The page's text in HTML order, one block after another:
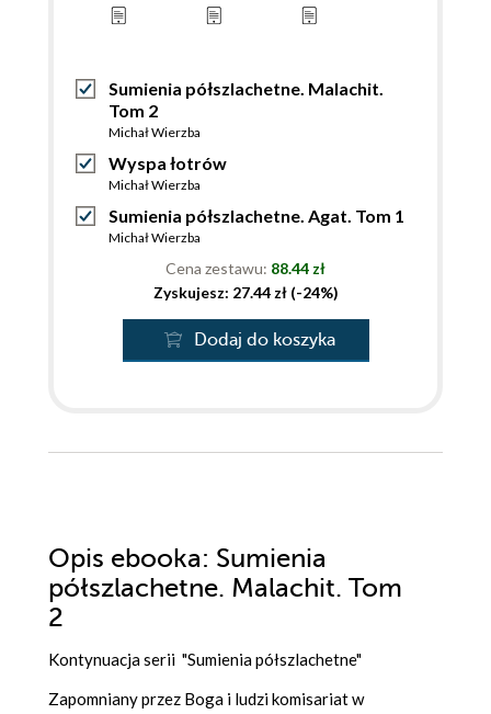
Sumienia półszlachetne. Malachit.
Tom 2
Michał Wierzba
Wyspa łotrów
Michał Wierzba
Sumienia półszlachetne. Agat. Tom 1
Michał Wierzba
Cena zestawu: 88.44 zł
Zyskujesz: 27.44 zł (-24%)
Dodaj do koszyka
Opis ebooka: Sumienia
półszlachetne. Malachit. Tom
2
Kontynuacja serii "Sumienia półszlachetne"
Zapomniany przez Boga i ludzi komisariat w